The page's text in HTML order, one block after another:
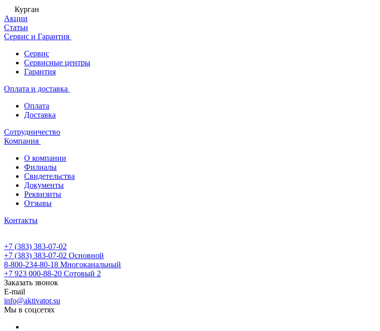
Курган
Акции
Статьи
Сервис и Гарантия
Сервис
Сервисные центры
Гарантия
Оплата и доставка
Оплата
Доставка
Сотрудничество
Компания
О компании
Филиалы
Свидетельства
Документы
Реквизиты
Отзывы
Контакты
+7 (383) 383-07-02
+7 (383) 383-07-02 Основной
8-800-234-80-18 Многоканальный
+7 923 000-88-20 Сотовый 2
Заказать звонок
E-mail
info@aktivator.su
Мы в соцсетях